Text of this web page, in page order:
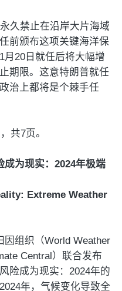
久禁止在沿岸大片海域
前颁布这项关键海洋保
月20日就任后将大幅增
期限。这意特朗普就任
治上都将是个棘手任
共7页。
为现实：2024年极端
Extreme Weather
因组织（World Weather
Central）联合发布
险成为现实：2024年的
年，气候变化导致全